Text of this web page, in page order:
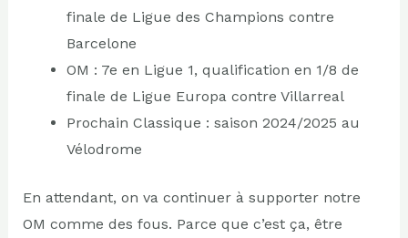
finale de Ligue des Champions contre
Barcelone
OM : 7e en Ligue 1, qualification en 1/8 de
finale de Ligue Europa contre Villarreal
Prochain Classique : saison 2024/2025 au
Vélodrome
En attendant, on va continuer à supporter notre
OM comme des fous. Parce que c’est ça, être